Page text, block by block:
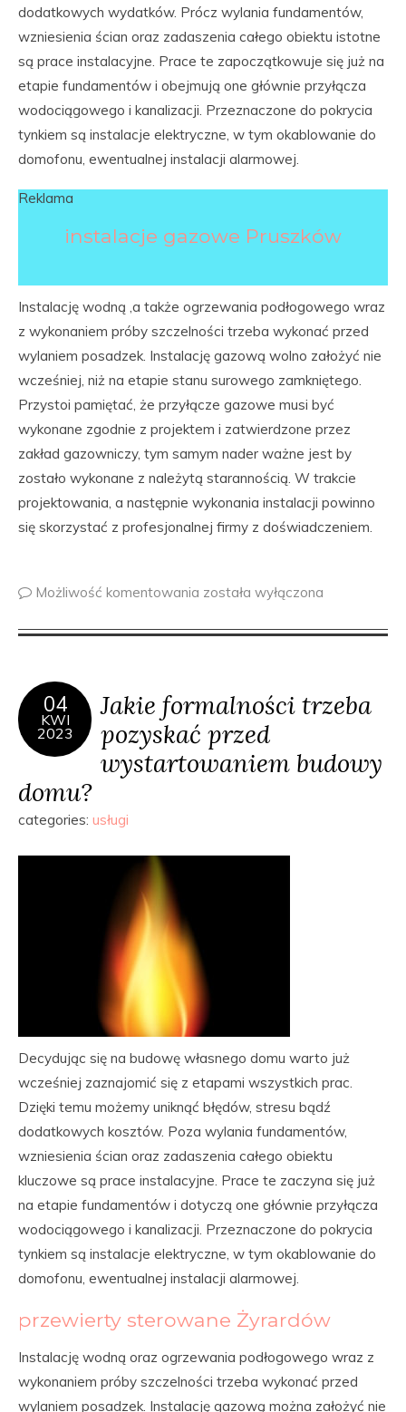
dodatkowych wydatków. Prócz wylania fundamentów,
wzniesienia ścian oraz zadaszenia całego obiektu istotne
są prace instalacyjne. Prace te zapoczątkowuje się już na
etapie fundamentów i obejmują one głównie przyłącza
wodociągowego i kanalizacji. Przeznaczone do pokrycia
tynkiem są instalacje elektryczne, w tym okablowanie do
domofonu, ewentualnej instalacji alarmowej.
Reklama
instalacje gazowe Pruszków
Instalację wodną ,a także ogrzewania podłogowego wraz
z wykonaniem próby szczelności trzeba wykonać przed
wylaniem posadzek. Instalację gazową wolno założyć nie
wcześniej, niż na etapie stanu surowego zamkniętego.
Przystoi pamiętać, że przyłącze gazowe musi być
wykonane zgodnie z projektem i zatwierdzone przez
zakład gazowniczy, tym samym nader ważne jest by
zostało wykonane z należytą starannością. W trakcie
projektowania, a następnie wykonania instalacji powinno
się skorzystać z profesjonalnej firmy z doświadczeniem.
Możliwość komentowania została wyłączona
04
KWI
2023
Jakie formalności trzeba
pozyskać przed
wystartowaniem budowy
domu?
categories: usługi
Decydując się na budowę własnego domu warto już
wcześniej zaznajomić się z etapami wszystkich prac.
Dzięki temu możemy uniknąć błędów, stresu bądź
dodatkowych kosztów. Poza wylania fundamentów,
wzniesienia ścian oraz zadaszenia całego obiektu
kluczowe są prace instalacyjne. Prace te zaczyna się już
na etapie fundamentów i dotyczą one głównie przyłącza
wodociągowego i kanalizacji. Przeznaczone do pokrycia
tynkiem są instalacje elektryczne, w tym okablowanie do
domofonu, ewentualnej instalacji alarmowej.
przewierty sterowane Żyrardów
Instalację wodną oraz ogrzewania podłogowego wraz z
wykonaniem próby szczelności trzeba wykonać przed
wylaniem posadzek. Instalację gazową można założyć nie